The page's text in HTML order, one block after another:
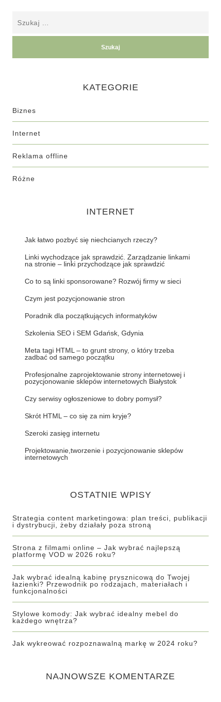
KATEGORIE
Biznes
Internet
Reklama offline
Różne
INTERNET
Jak łatwo pozbyć się niechcianych rzeczy?
Linki wychodzące jak sprawdzić. Zarządzanie linkami
na stronie – linki przychodzące jak sprawdzić
Co to są linki sponsorowane? Rozwój firmy w sieci
Czym jest pozycjonowanie stron
Poradnik dla początkujących informatyków
Szkolenia SEO i SEM Gdańsk, Gdynia
Meta tagi HTML – to grunt strony, o który trzeba
zadbać od samego początku
Profesjonalne zaprojektowanie strony internetowej i
pozycjonowanie sklepów internetowych Białystok
Czy serwisy ogłoszeniowe to dobry pomysł?
Skrót HTML – co się za nim kryje?
Szeroki zasięg internetu
Projektowanie,tworzenie i pozycjonowanie sklepów
internetowych
OSTATNIE WPISY
Strategia content marketingowa: plan treści, publikacji
i dystrybucji, żeby działały poza stroną
Strona z filmami online – Jak wybrać najlepszą
platformę VOD w 2026 roku?
Jak wybrać idealną kabinę prysznicową do Twojej
łazienki? Przewodnik po rodzajach, materiałach i
funkcjonalności
Stylowe komody: Jak wybrać idealny mebel do
każdego wnętrza?
Jak wykreować rozpoznawalną markę w 2024 roku?
NAJNOWSZE KOMENTARZE